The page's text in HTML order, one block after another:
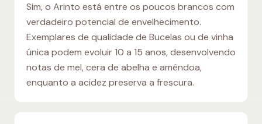
Sim, o Arinto está entre os poucos brancos com
verdadeiro potencial de envelhecimento.
Exemplares de qualidade de Bucelas ou de vinha
única podem evoluir 10 a 15 anos, desenvolvendo
notas de mel, cera de abelha e amêndoa,
enquanto a acidez preserva a frescura.